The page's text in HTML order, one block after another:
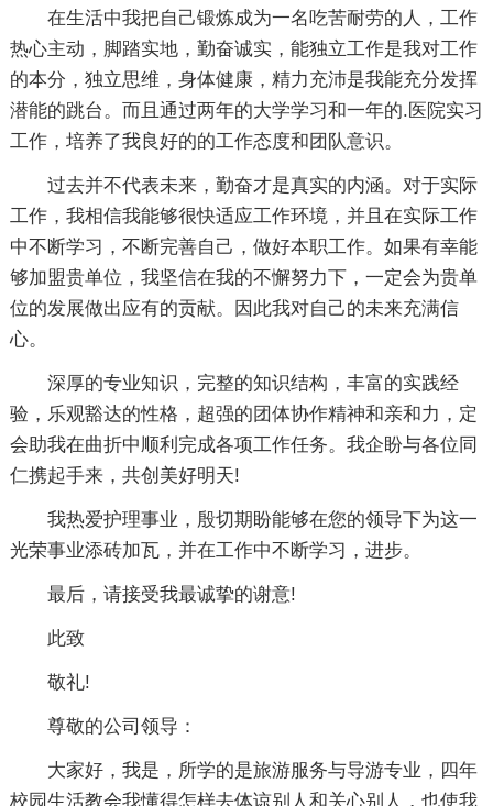
在生活中我把自己锻炼成为一名吃苦耐劳的人，工作
热心主动，脚踏实地，勤奋诚实，能独立工作是我对工作
的本分，独立思维，身体健康，精力充沛是我能充分发挥
潜能的跳台。而且通过两年的大学学习和一年的.医院实习
工作，培养了我良好的的工作态度和团队意识。
过去并不代表未来，勤奋才是真实的内涵。对于实际
工作，我相信我能够很快适应工作环境，并且在实际工作
中不断学习，不断完善自己，做好本职工作。如果有幸能
够加盟贵单位，我坚信在我的不懈努力下，一定会为贵单
位的发展做出应有的贡献。因此我对自己的未来充满信
心。
深厚的专业知识，完整的知识结构，丰富的实践经
验，乐观豁达的性格，超强的团体协作精神和亲和力，定
会助我在曲折中顺利完成各项工作任务。我企盼与各位同
仁携起手来，共创美好明天!
我热爱护理事业，殷切期盼能够在您的领导下为这一
光荣事业添砖加瓦，并在工作中不断学习，进步。
最后，请接受我最诚挚的谢意!
此致
敬礼!
尊敬的公司领导：
大家好，我是，所学的是旅游服务与导游专业，四年
校园生活教会我懂得怎样去体谅别人和关心别人，也使我